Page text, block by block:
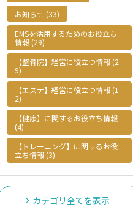
お知らせ (33)
EMSを活用するためのお役立ち
情報 (29)
【整骨院】経営に役立つ情報 (2
9)
【エステ】経営に役立つ情報 (1
2)
【健康】に関するお役立ち情報
(4)
【トレーニング】に関するお役
立ち情報 (3)
カテゴリ全てを表示